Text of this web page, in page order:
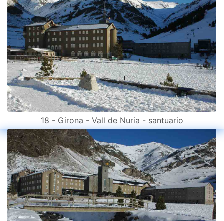
18 - Girona - Vall de Nuria - santuario